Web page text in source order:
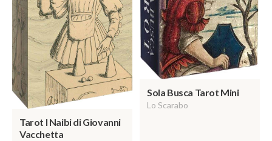
Tarot I Naibi di Giovanni
Vacchetta
Sola Busca Tarot Mini
Lo Scarabo